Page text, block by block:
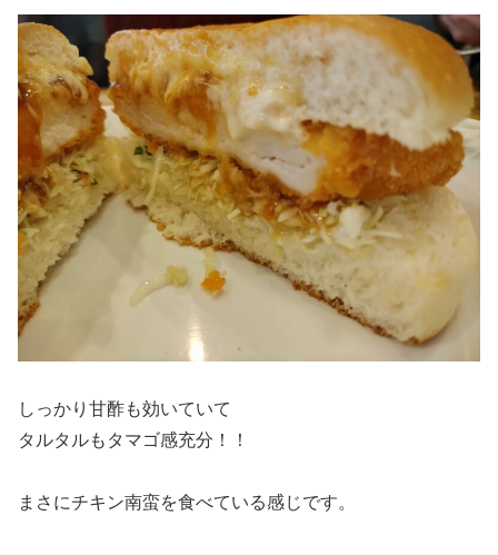
しっかり甘酢も効いていて
タルタルもタマゴ感充分！！
まさにチキン南蛮を食べている感じです。